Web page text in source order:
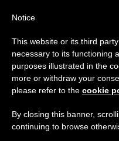
DÍA
ÚLTIMAS NOTICIAS
Aviso
Del 27 de julio al 7
anual, aprovechando
se generan menos
Notice
This website or its third
necessary to its functioning
purposes illustrated in the
more or withdraw your
please refer to the cookie
By closing this banner,
continuing to browse